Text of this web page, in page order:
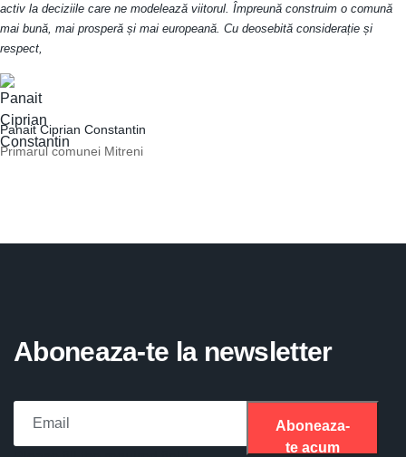
activ la deciziile care ne modelează viitorul. Împreună construim o comună
mai bună, mai prosperă și mai europeană. Cu deosebită considerație și
respect,
Panait Ciprian Constantin
Primarul comunei Mitreni
Aboneaza-te la newsletter
Aboneaza-
te acum